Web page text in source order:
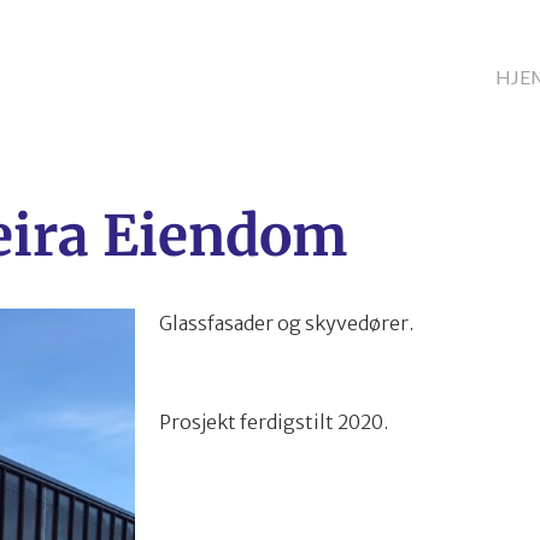
Eiendom
Glassfasader og skyvedører.
Prosjekt ferdigstilt 2020.